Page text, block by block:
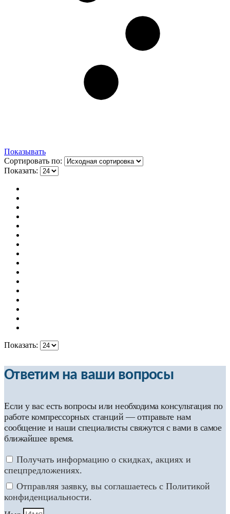
Показывать
Сортировать по:
Показать:
Показать:
Ответим на ваши вопросы
Если у вас есть вопросы или необходима консультация по
работе компрессорных станций — отправьте нам
сообщение и наши специалисты свяжутся с вами в самое
ближайшее время.
Получать информацию о скидках, акциях и
спецпредложениях.
Отправляя заявку, вы соглашаетесь с Политикой
конфиденциальности.